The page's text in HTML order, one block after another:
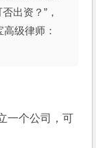
出资？”，
级律师：
一个公司，可